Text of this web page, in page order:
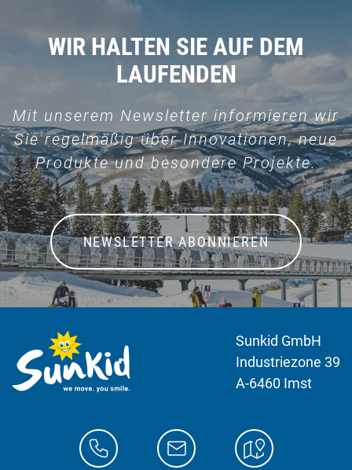
WIR HALTEN SIE AUF DEM
LAUFENDEN
Mit unserem Newsletter informieren wir
Sie regelmäßig über Innovationen, neue
Produkte und besondere Projekte.
NEWSLETTER ABONNIEREN
Sunkid GmbH
Industriezone 39
A-6460 Imst